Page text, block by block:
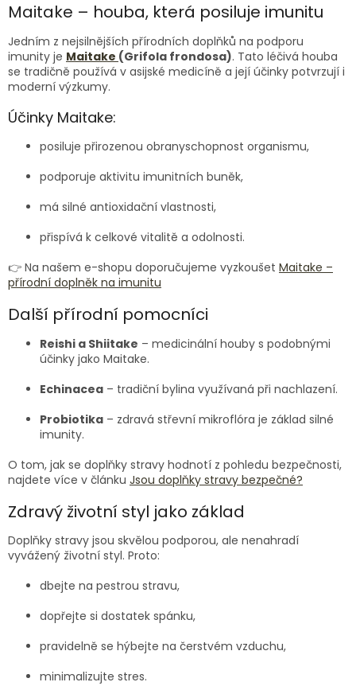
Maitake – houba, která posiluje imunitu
Jedním z nejsilnějších přírodních doplňků na podporu
imunity je Maitake (Grifola frondosa). Tato léčivá houba
se tradičně používá v asijské medicíně a její účinky potvrzují i
moderní výzkumy.
Účinky Maitake:
posiluje přirozenou obranyschopnost organismu,
podporuje aktivitu imunitních buněk,
má silné antioxidační vlastnosti,
přispívá k celkové vitalitě a odolnosti.
👉 Na našem e-shopu doporučujeme vyzkoušet Maitake –
přírodní doplněk na imunitu
Další přírodní pomocníci
Reishi a Shiitake – medicinální houby s podobnými
účinky jako Maitake.
Echinacea – tradiční bylina využívaná při nachlazení.
Probiotika – zdravá střevní mikroflóra je základ silné
imunity.
O tom, jak se doplňky stravy hodnotí z pohledu bezpečnosti,
najdete více v článku Jsou doplňky stravy bezpečné?
Zdravý životní styl jako základ
Doplňky stravy jsou skvělou podporou, ale nenahradí
vyvážený životní styl. Proto:
dbejte na pestrou stravu,
dopřejte si dostatek spánku,
pravidelně se hýbejte na čerstvém vzduchu,
minimalizujte stres.